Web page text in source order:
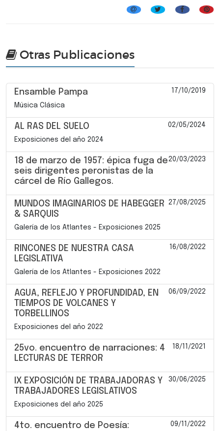
Otras Publicaciones
Ensamble Pampa 17/10/2019
Música Clásica
AL RAS DEL SUELO 02/05/2024
Exposiciones del año 2024
18 de marzo de 1957: épica fuga de
seis dirigentes peronistas de la
cárcel de Río Gallegos.
20/03/2023
MUNDOS IMAGINARIOS DE HABEGGER
& SARQUIS
27/08/2025
Galería de los Atlantes - Exposiciones 2025
RINCONES DE NUESTRA CASA
LEGISLATIVA
16/08/2022
Galería de los Atlantes - Exposiciones 2022
AGUA, REFLEJO Y PROFUNDIDAD, EN
TIEMPOS DE VOLCANES Y
TORBELLINOS
06/09/2022
Exposiciones del año 2022
25vo. encuentro de narraciones: 4
LECTURAS DE TERROR
18/11/2021
IX EXPOSICIÓN DE TRABAJADORAS Y
TRABAJADORES LEGISLATIVOS
30/06/2025
Exposiciones del año 2025
4to. encuentro de Poesía:
09/11/2022